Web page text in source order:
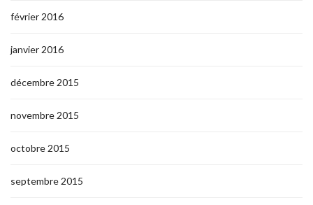
février 2016
janvier 2016
décembre 2015
novembre 2015
octobre 2015
septembre 2015